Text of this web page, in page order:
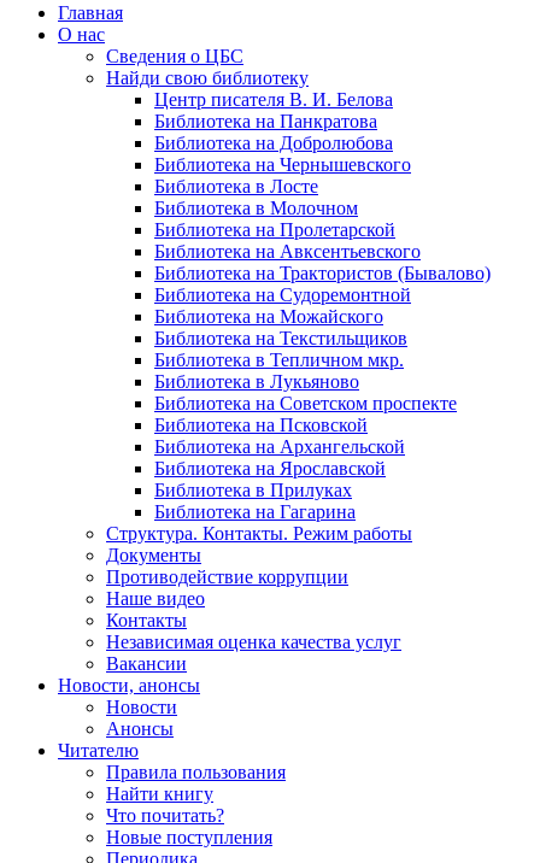
Главная
О нас
Сведения о ЦБС
Найди свою библиотеку
Центр писателя В. И. Белова
Библиотека на Панкратова
Библиотека на Добролюбова
Библиотека на Чернышевского
Библиотека в Лосте
Библиотека в Молочном
Библиотека на Пролетарской
Библиотека на Авксентьевского
Библиотека на Трактористов (Бывалово)
Библиотека на Судоремонтной
Библиотека на Можайского
Библиотека на Текстильщиков
Библиотека в Тепличном мкр.
Библиотека в Лукьяново
Библиотека на Советском проспекте
Библиотека на Псковской
Библиотека на Архангельской
Библиотека на Ярославской
Библиотека в Прилуках
Библиотека на Гагарина
Структура. Контакты. Режим работы
Документы
Противодействие коррупции
Наше видео
Контакты
Независимая оценка качества услуг
Вакансии
Новости, анонсы
Новости
Анонсы
Читателю
Правила пользования
Найти книгу
Что почитать?
Новые поступления
Периодика